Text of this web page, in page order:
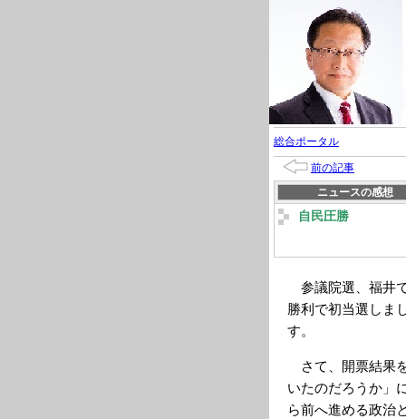
総合ポータル
前の記事
ニュースの感想
自民圧勝
参議院選、福井
勝利で初当選しま
す。
さて、開票結果
いたのだろうか」
ら前へ進める政治